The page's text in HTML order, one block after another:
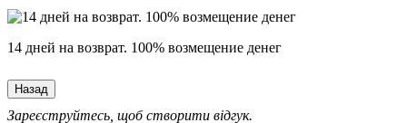
14 дней на возврат. 100% возмещение денег
Зареєструйтесь, щоб створити відгук.